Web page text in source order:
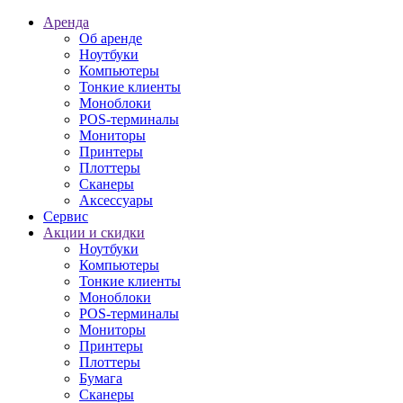
Аренда
Об аренде
Ноутбуки
Компьютеры
Тонкие клиенты
Моноблоки
POS-терминалы
Мониторы
Принтеры
Плоттеры
Сканеры
Аксессуары
Сервис
Акции и скидки
Ноутбуки
Компьютеры
Тонкие клиенты
Моноблоки
POS-терминалы
Мониторы
Принтеры
Плоттеры
Бумага
Сканеры